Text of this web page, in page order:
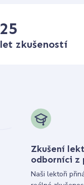
25
let zkušeností
Zkušení
odborníci z
Naši lektoři